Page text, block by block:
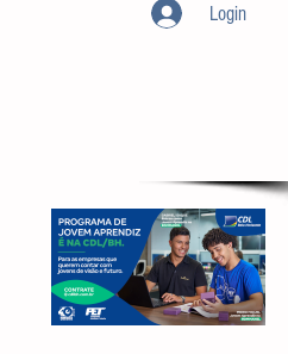
Login